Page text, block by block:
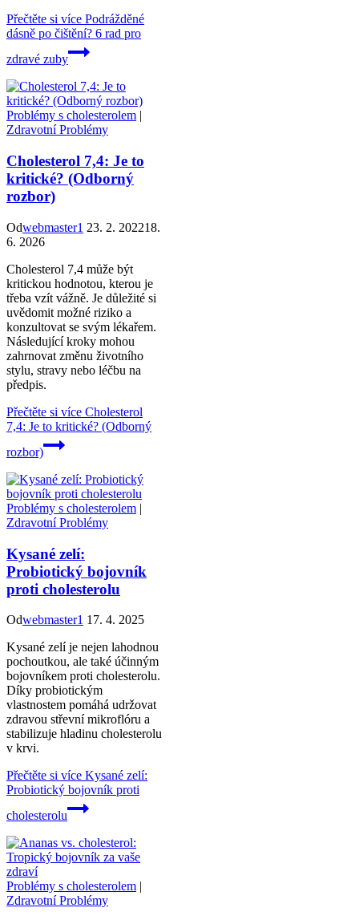
Přečtěte si více Podrážděné
dásně po čištění? 6 rad pro
zdravé zuby
Problémy s cholesterolem |
Zdravotní Problémy
Cholesterol 7,4: Je to
kritické? (Odborný
rozbor)
Odwebmaster1 23. 2. 202218.
6. 2026
Cholesterol 7,4 může být
kritickou hodnotou, kterou je
třeba vzít vážně. Je důležité si
uvědomit možné riziko a
konzultovat se svým lékařem.
Následující kroky mohou
zahrnovat změnu životního
stylu, stravy nebo léčbu na
předpis.
Přečtěte si více Cholesterol
7,4: Je to kritické? (Odborný
rozbor)
Problémy s cholesterolem |
Zdravotní Problémy
Kysané zelí:
Probiotický bojovník
proti cholesterolu
Odwebmaster1 17. 4. 2025
Kysané zelí je nejen lahodnou
pochoutkou, ale také účinným
bojovníkem proti cholesterolu.
Díky probiotickým
vlastnostem pomáhá udržovat
zdravou střevní mikroflóru a
stabilizuje hladinu cholesterolu
v krvi.
Přečtěte si více Kysané zelí:
Probiotický bojovník proti
cholesterolu
Problémy s cholesterolem |
Zdravotní Problémy